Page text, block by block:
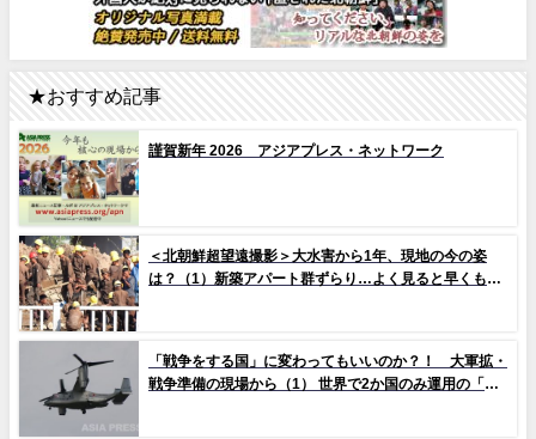
★おすすめ記事
謹賀新年 2026 アジアプレス・ネットワーク
＜北朝鮮超望遠撮影＞大水害から1年、現地の今の姿
は？（1）新築アパート群ずらり…よく見ると早くもタ
「戦争をする国」に変わってもいいのか？！ 大軍拡・
戦争準備の現場から（1） 世界で2か国のみ運用の「欠